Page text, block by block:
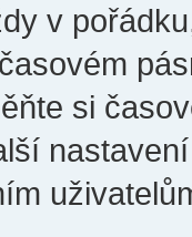
v
si